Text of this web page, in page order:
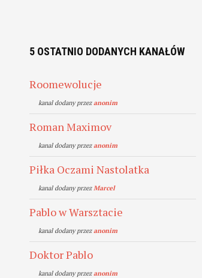
5 OSTATNIO DODANYCH KANAŁÓW
Roomewolucje
kanal dodany przezanonim
Roman Maximov
kanal dodany przezanonim
Piłka Oczami Nastolatka
kanal dodany przezMarcel
Pablo w Warsztacie
kanal dodany przezanonim
Doktor Pablo
kanal dodany przezanonim